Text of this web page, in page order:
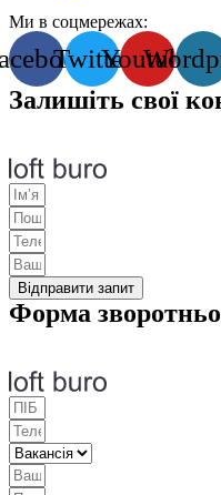
Ми в соцмережах:
TwitterYoutube
Залишіть свої
Відправити запит
Форма